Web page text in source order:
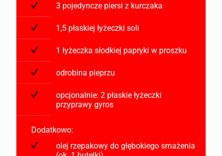
3 pojedyncze piersi z kurczaka
1,5 płaskiej łyżeczki soli
1 łyżeczka słodkiej papryki w proszku
odrobina pieprzu
opcjonalnie: 2 płaskie łyżeczki
przyprawy gyros
Dodatkowo:
olej rzepakowy do głębokiego smażenia